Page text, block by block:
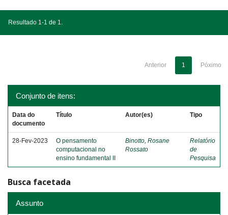
Resultado 1-1 de 1.
Anterior 1 Póximo
Conjunto de itens:
Data do
documento
Título Autor(es) Tipo
28-Fev-2023
O pensamento
computacional no
ensino fundamental II
Binotto, Rosane
Rossato
Relatório
de
Pesquisa
Busca facetada
Assunto